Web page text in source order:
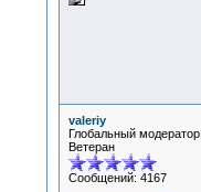
valeriy
Глобальный модератор
Ветеран
Сообщений: 4167